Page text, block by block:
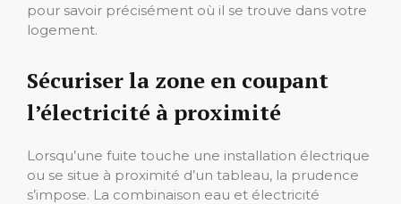
pour savoir précisément où il se trouve dans votre
logement.
Sécuriser la zone en coupant
l’électricité à proximité
Lorsqu’une fuite touche une installation électrique
ou se situe à proximité d’un tableau, la prudence
s’impose. La combinaison eau et électricité